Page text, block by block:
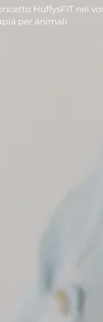
HuffysFIT nel
per animali